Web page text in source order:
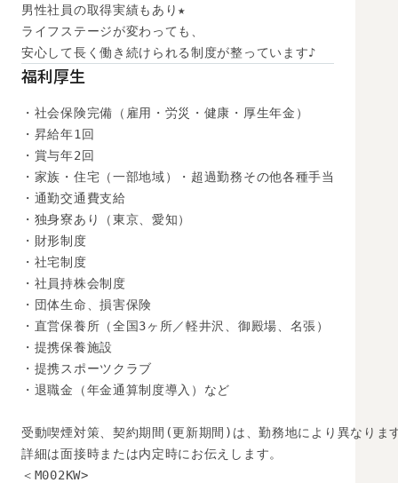
男性社員の取得実績もあり★
ライフステージが変わっても、
安心して長く働き続けられる制度が整っています♪
福利厚生
・社会保険完備（雇用・労災・健康・厚生年金）
・昇給年1回
・賞与年2回
・家族・住宅（一部地域）・超過勤務その他各種手当
・通勤交通費支給
・独身寮あり（東京、愛知）
・財形制度
・社宅制度
・社員持株会制度
・団体生命、損害保険
・直営保養所（全国3ヶ所／軽井沢、御殿場、名張）
・提携保養施設
・提携スポーツクラブ
・退職金（年金通算制度導入）など
受動喫煙対策、契約期間(更新期間)は、勤務地により異なりま
詳細は面接時または内定時にお伝えします。
＜M002KW>